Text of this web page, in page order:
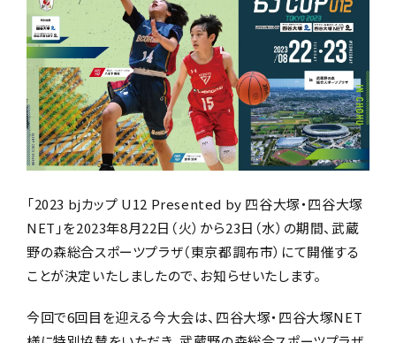
「2023 bjカップ U12 Presented by 四谷大塚・四谷大塚
NET」を2023年8月22日（火）から23日（水）の期間、武蔵
野の森総合スポーツプラザ（東京都調布市）にて開催する
ことが決定いたしましたので、お知らせいたします。
今回で6回目を迎える今大会は、四谷大塚・四谷大塚NET